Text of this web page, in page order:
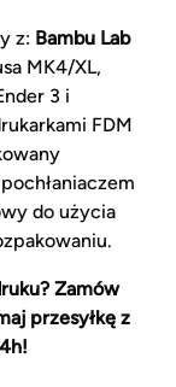
z: Bambu Lab
MK4/XL,
3 i
FDM
do użycia
Zamów
przesyłkę z